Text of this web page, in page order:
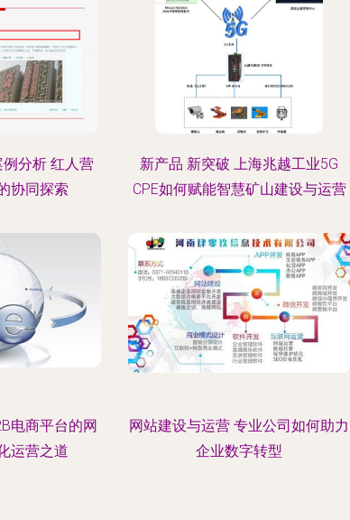
分析 红人营
协同探索
新产品 新突破 上海兆越工业5G
CPE如何赋能智慧矿山建设与运营
电商平台的网
运营之道
网站建设与运营 专业公司如何助力
企业数字转型